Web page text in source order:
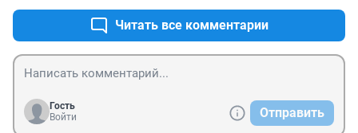
Читать все комментарии
Гость
Войти
Отправить